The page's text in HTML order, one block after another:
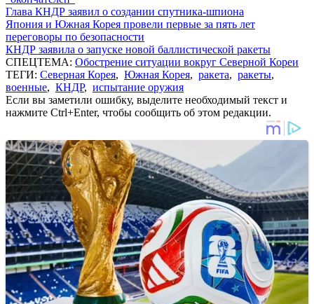
Глава КНДР заявил о создании спутника-шпиона
Япония и Южная Корея провели первые за пять лет
переговоры по безопасности
КНДР заявила о запуске новой баллистической ракеты
СПЕЦТЕМА: Обострение ситуации вокруг Северной Кореи
ТЕГИ: Северная Корея, Южная Корея, ракета, ракеты,
военные, КНДР, испытание оружия
Если вы заметили ошибку, выделите необходимый текст и
нажмите Ctrl+Enter, чтобы сообщить об этом редакции.